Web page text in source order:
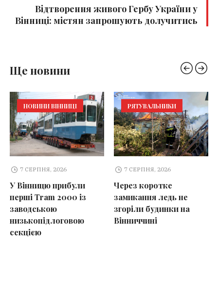
Відтворення живого Гербу України у
Вінниці: містян запрошують долучитись
Ще новини
НОВИНИ ВІННИЦІ
7 СЕРПНЯ, 2026
У Вінницю прибули
перші Tram 2000 із
заводською
низькопідлоговою
секцією
РЯТУВАЛЬНИКИ
7 СЕРПНЯ, 2026
Через коротке
замикання ледь не
згоріли будинки на
Вінниччині